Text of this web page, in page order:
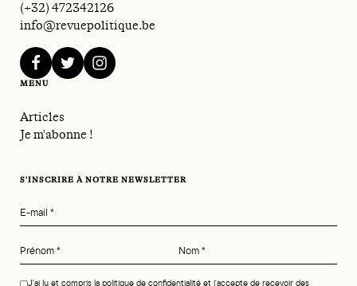
(+32) 472342126
info@revuepolitique.be
facebooktwitterinstagram
MENU
Articles
Je m'abonne !
S'INSCRIRE À NOTRE NEWSLETTER
E-mail *
Prénom* Nom*
J'ai lu et compris la politique de confidentialité et j'accepte de recevoir des